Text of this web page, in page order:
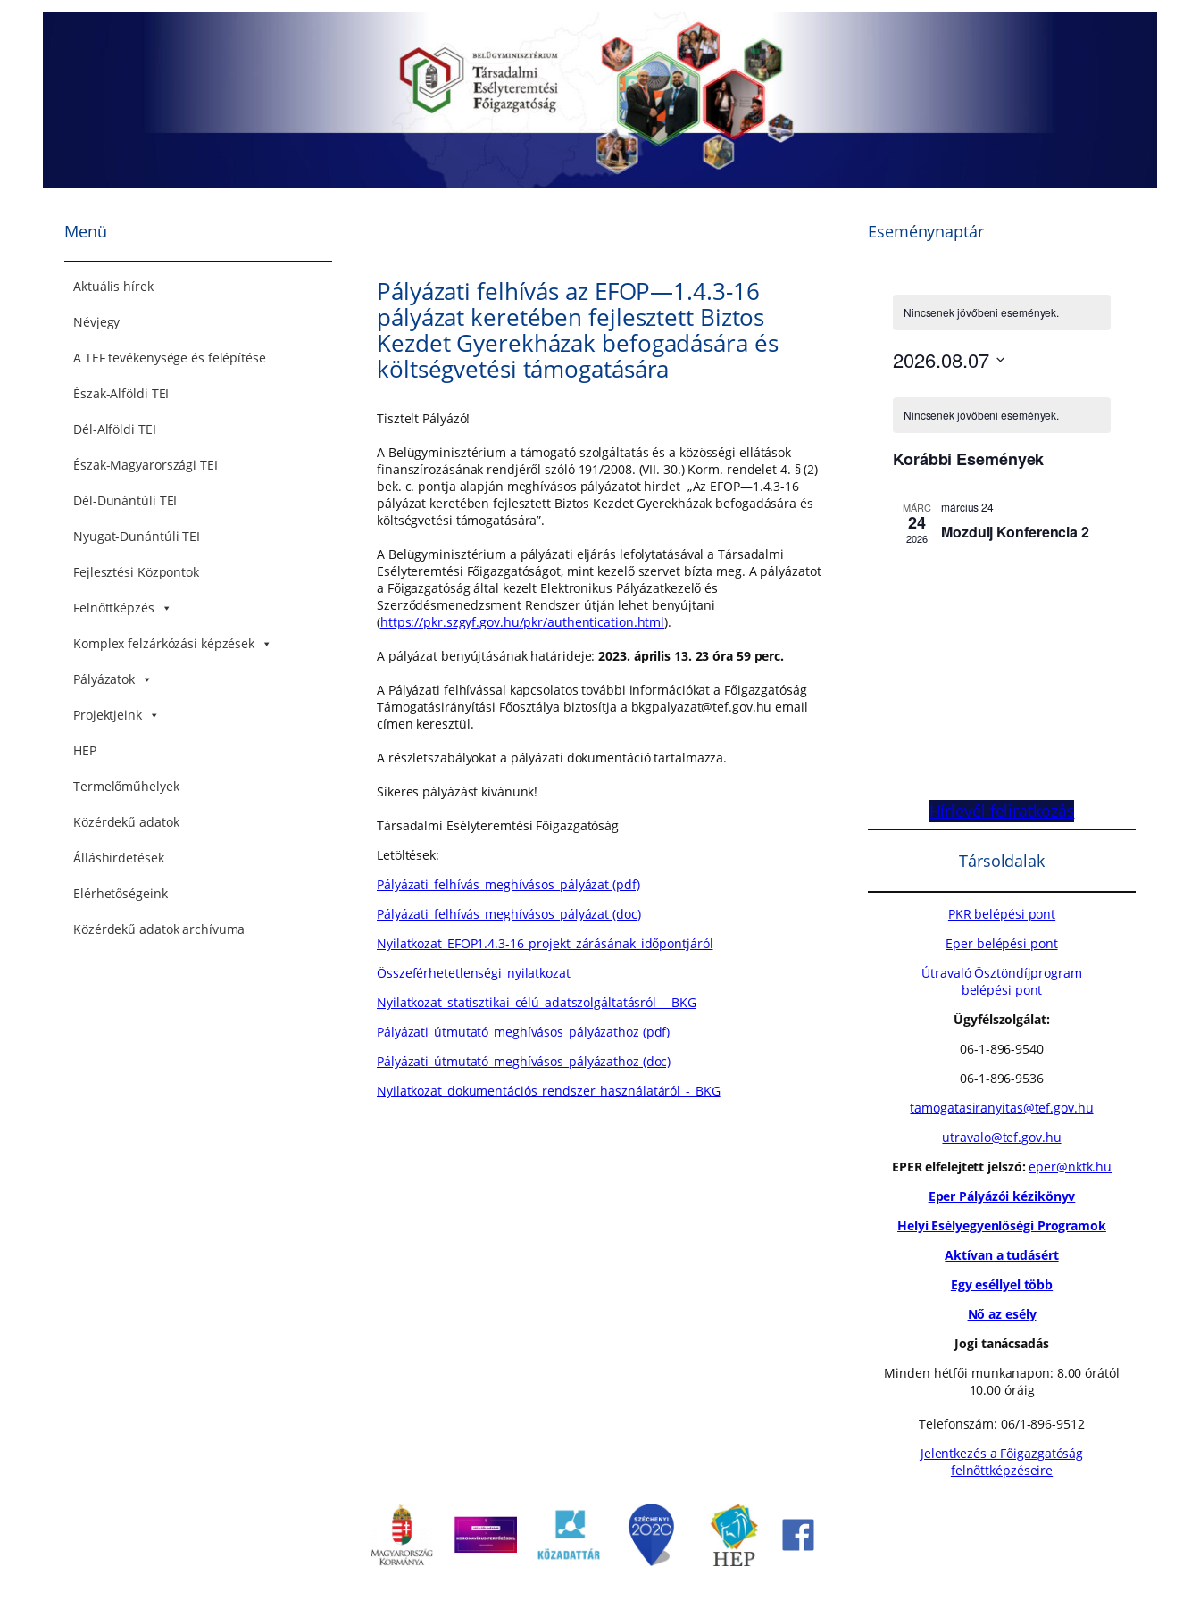
Menü
Aktuális hírek
Névjegy
A TEF tevékenysége és felépítése
Észak-Alföldi TEI
Dél-Alföldi TEI
Észak-Magyarországi TEI
Dél-Dunántúli TEI
Nyugat-Dunántúli TEI
Fejlesztési Központok
Felnőttképzés
Komplex felzárkózási képzések
Pályázatok
Projektjeink
HEP
Termelőműhelyek
Közérdekű adatok
Álláshirdetések
Elérhetőségeink
Közérdekű adatok archívuma
Pályázati felhívás az EFOP—1.4.3-16
pályázat keretében fejlesztett Biztos
Kezdet Gyerekházak befogadására és
költségvetési támogatására
Tisztelt Pályázó!
A Belügyminisztérium a támogató szolgáltatás és a közösségi ellátások
finanszírozásának rendjéről szóló 191/2008. (VII. 30.) Korm. rendelet 4. § (2)
bek. c. pontja alapján meghívásos pályázatot hirdet „Az EFOP—1.4.3-16
pályázat keretében fejlesztett Biztos Kezdet Gyerekházak befogadására és
költségvetési támogatására”.
A Belügyminisztérium a pályázati eljárás lefolytatásával a Társadalmi
Esélyteremtési Főigazgatóságot, mint kezelő szervet bízta meg. A pályázatot
a Főigazgatóság által kezelt Elektronikus Pályázatkezelő és
Szerződésmenedzsment Rendszer útján lehet benyújtani
(https://pkr.szgyf.gov.hu/pkr/authentication.html).
A pályázat benyújtásának határideje:2023. április 13. 23 óra 59 perc.
A Pályázati felhívással kapcsolatos további információkat a Főigazgatóság
Támogatásirányítási Főosztálya biztosítja a bkgpalyazat@tef.gov.hu email
címen keresztül.
A részletszabályokat a pályázati dokumentáció tartalmazza.
Sikeres pályázást kívánunk!
Társadalmi Esélyteremtési Főigazgatóság
Letöltések:
Pályázati_felhívás_meghívásos_pályázat (pdf)
Pályázati_felhívás_meghívásos_pályázat (doc)
Nyilatkozat_EFOP1.4.3-16_projekt_zárásának_időpontjáról
Összeférhetetlenségi_nyilatkozat
Nyilatkozat_statisztikai_célú_adatszolgáltatásról_-_BKG
Pályázati_útmutató_meghívásos_pályázathoz (pdf)
Pályázati_útmutató_meghívásos_pályázathoz (doc)
Nyilatkozat_dokumentációs_rendszer_használatáról_-_BKG
Eseménynaptár
Hírlevél feliratkozás
Társoldalak
PKR belépési pont
Eper belépési pont
Útravaló Ösztöndíjprogram
belépési pont
Ügyfélszolgálat:
06-1-896-9540
06-1-896-9536
tamogatasiranyitas@tef.gov.hu
utravalo@tef.gov.hu
EPER elfelejtett jelszó: eper@nktk.hu
Eper Pályázói kézikönyv
Helyi Esélyegyenlőségi Programok
Aktívan a tudásért
Egy eséllyel több
Nő az esély
Jogi tanácsadás
Minden hétfői munkanapon: 8.00 órától
10.00 óráig
Telefonszám: 06/1-896-9512
Jelentkezés a Főigazgatóság
felnőttképzéseire